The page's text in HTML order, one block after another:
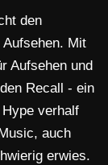
den
Mit
Aufsehen und
Recall - ein
verhalf
auch
erwies.